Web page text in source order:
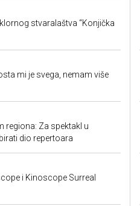
stvaralaštva “Konjička
mi je svega, nemam više
regiona: Za spektakl u
dio repertoara
i Kinoscope Surreal